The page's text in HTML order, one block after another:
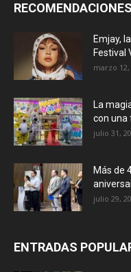
Emjay,
Festival
marzo 12,
La
con una
julio 31,
Más de
julio 29,
ENTRADAS